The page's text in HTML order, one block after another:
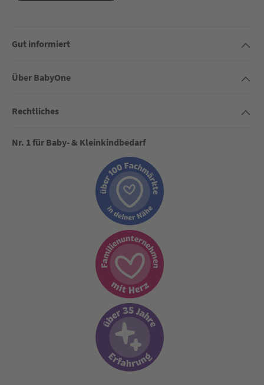
Gut informiert
Über BabyOne
Rechtliches
Nr. 1 für Baby- & Kleinkindbedarf